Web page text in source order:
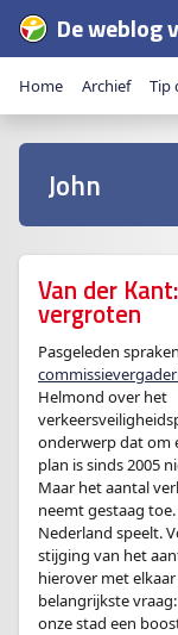
De weblog
Home Archief Tip
John
Van der
vergroten
Pasgeleden
Helmond over het
onderwerp dat om
plan is sinds 2005
Maar het aantal
neemt gestaag
Nederland speelt.
stijging van het
hierover met
belangrijkste
onze stad een